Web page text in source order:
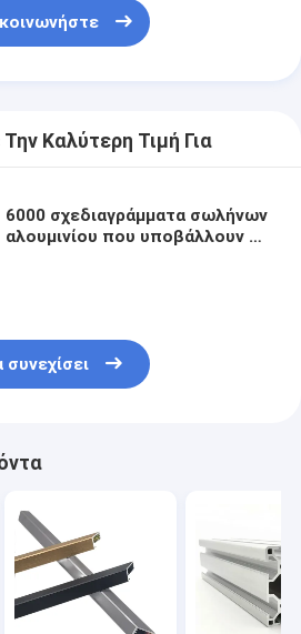
Καλύτερη Τιμή Για
6000 σχεδιαγράμματα σωλήνων
αλουμινίου που υποβάλλουν σε
συνεχίσει